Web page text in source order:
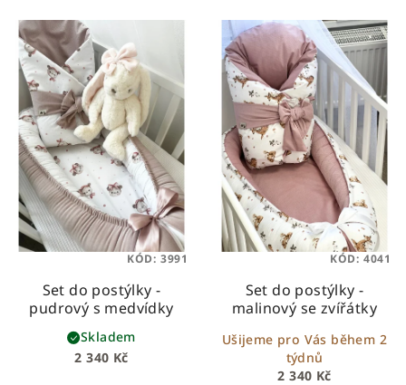
Set do postýlky -
pudrový s medvídky
2 340 Kč
Skladem
KÓD: 3991
Set do postýlky -
malinový se zvířátky
2 340 Kč
Ušijeme pro Vás během 2
týdnů
KÓD: 4041